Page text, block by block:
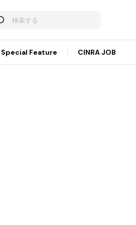
Special Feature CINRA JOB